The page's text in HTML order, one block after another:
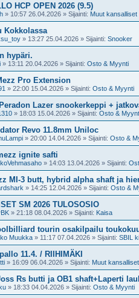
HCP OPEN 2026 (9.5)
» 10:57 26.04.2026 » Sijainti: Muut kansalliset
Kokkolassa
» 13:27 25.04.2026 » Sijainti: Snooker
hypäri.
» 13:11 20.04.2026 » Sijainti: Osto & Myynti
Pro Extension
» 22:00 15.04.2026 » Sijainti: Osto & Myynti
Lazer snookerkeppi +
» 18:03 15.04.2026 » Sijainti: Osto &
Revo 11.8mm Uniloc
» 20:00 14.04.2026 » Sijainti: Osto &
ignite safti
» 14:03 13.04.2026 » Sijainti:
MI-3 butt, hybrid alpha shaft ja
» 14:25 12.04.2026 » Sijainti: Osto &
SM 2026 TULOSOSIO
» 21:18 08.04.2026 » Sijainti: Kaisa
tourin osakilpailu
Muukka » 11:17 07.04.2026 » Sijainti: SBIL
11.4. / RIIHIMÄKI
» 16:09 06.04.2026 » Sijainti: Muut
Rs butti ja OB1 shaft+Laperti
» 18:33 04.04.2026 » Sijainti: Osto & Myynti